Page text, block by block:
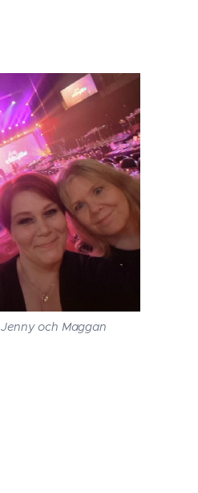
Jenny och Maggan